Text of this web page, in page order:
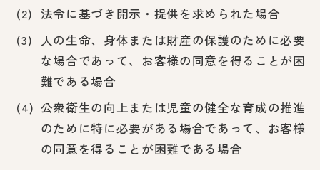
法令に基づき開示・提供を求められた場合
人の生命、身体または財産の保護のために必要
な場合であって、お客様の同意を得ることが困
難である場合
公衆衛生の向上または児童の健全な育成の推進
のために特に必要がある場合であって、お客様
の同意を得ることが困難である場合